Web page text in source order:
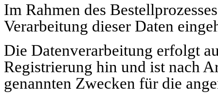
Im Rahmen des
Verarbeitung dieser Daten
Die Datenverarbeitung erfolgt
Registrierung hin und ist nach
genannten Zwecken für die